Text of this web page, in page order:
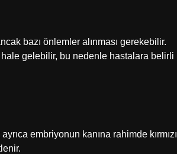
bazı önlemler alınması gerekebilir.
hale gelebilir, bu nedenle hastalara belirli
embriyonun kanına rahimde kırmızı